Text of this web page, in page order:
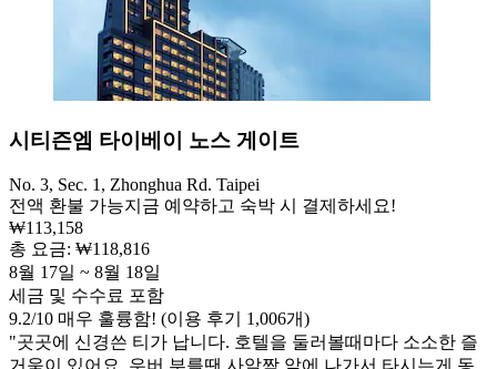
시티즌엠 타이베이 노스 게이트
No. 3, Sec. 1, Zhonghua Rd. Taipei
전액 환불 가능지금 예약하고 숙박 시 결제하세요!
₩113,158
총 요금: ₩118,816
8월 17일 ~ 8월 18일
세금 및 수수료 포함
9.2/10 매우 훌륭함! (이용 후기 1,006개)
"곳곳에 신경쓴 티가 납니다. 호텔을 둘러볼때마다 소소한 즐